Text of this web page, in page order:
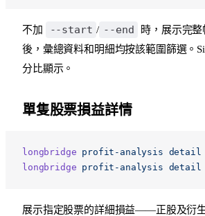
不加 --start / --end
時，展示完
後，彙總資料和明細均按該範圍篩選。
分比顯示。
單隻股票損益詳情
longbridge profit-analysis detail
longbridge profit-analysis detail
展示指定股票的詳細損益——正股及衍